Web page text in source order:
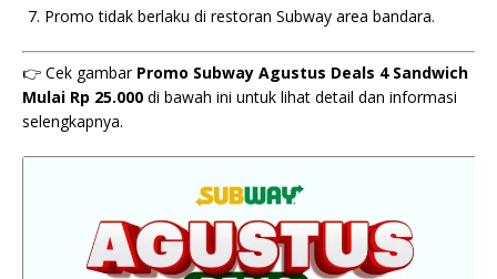
Promo tidak berlaku di restoran Subway area bandara.
👉 Cek gambar Promo Subway Agustus Deals 4 Sandwich
Mulai Rp 25.000 di bawah ini untuk lihat detail dan informasi
selengkapnya.